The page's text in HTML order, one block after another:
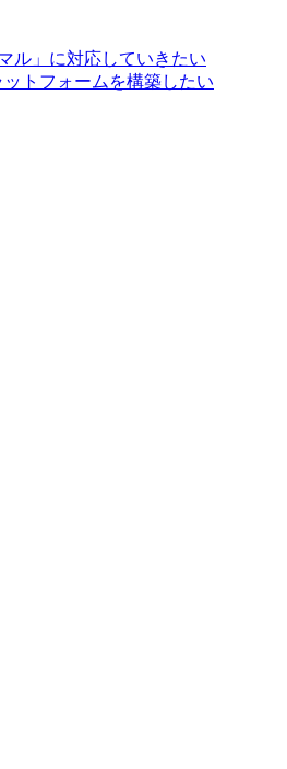
ル」に対応していきたい
トフォームを構築したい